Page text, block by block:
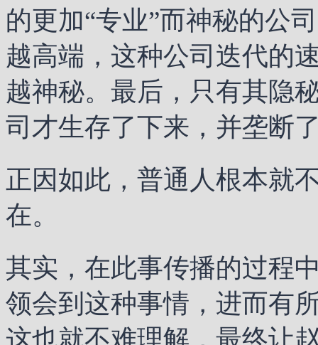
的更加“专业”而神秘的公
越高端，这种公司迭代的
越神秘。最后，只有其隐
司才生存了下来，并垄断
正因如此，普通人根本就
在。
其实，在此事传播的过程
领会到这种事情，进而有
这也就不难理解，最终让